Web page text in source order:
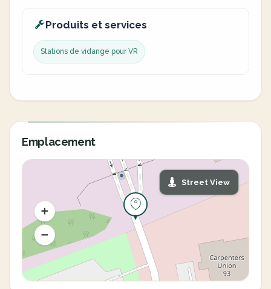
Produits et services
Stations de vidange pour VR
Emplacement
Street View